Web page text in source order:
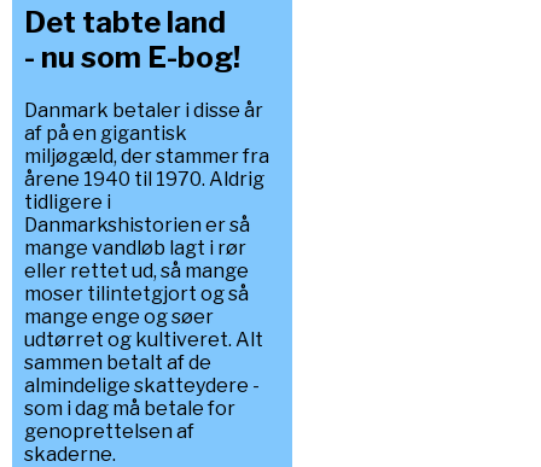
Det tabte land
- nu som E-bog!
Danmark betaler i disse år
af på en gigantisk
miljøgæld, der stammer fra
årene 1940 til 1970. Aldrig
tidligere i
Danmarkshistorien er så
mange vandløb lagt i rør
eller rettet ud, så mange
moser tilintetgjort og så
mange enge og søer
udtørret og kultiveret. Alt
sammen betalt af de
almindelige skatteydere -
som i dag må betale for
genoprettelsen af
skaderne.